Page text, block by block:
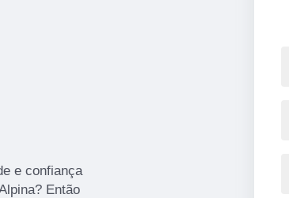
e confiança
Então